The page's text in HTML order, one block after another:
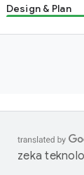
Design & Plan
zeka